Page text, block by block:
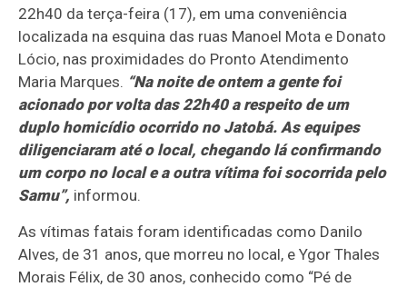
22h40 da terça-feira (17), em uma conveniência
localizada na esquina das ruas Manoel Mota e Donato
Lócio, nas proximidades do Pronto Atendimento
Maria Marques. “Na noite de ontem a gente foi
acionado por volta das 22h40 a respeito de um
duplo homicídio ocorrido no Jatobá. As equipes
diligenciaram até o local, chegando lá confirmando
um corpo no local e a outra vítima foi socorrida pelo
Samu”, informou.
As vítimas fatais foram identificadas como Danilo
Alves, de 31 anos, que morreu no local, e Ygor Thales
Morais Félix, de 30 anos, conhecido como “Pé de